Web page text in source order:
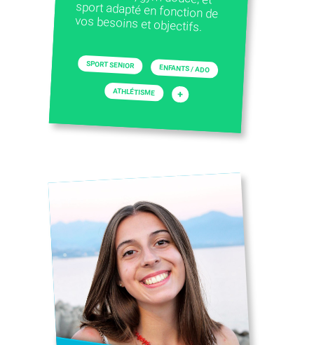
vos besoins et objectifs.
SPORT SENIOR ENFANTS / ADO
ATHLÉTISME +